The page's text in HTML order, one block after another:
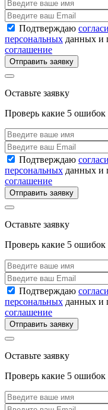
Подтверждаю
персональных данных и
соглашение
Отправить заявку
Оставьте заявку
Проверь какие 5 ошибок
Подтверждаю
персональных данных и
соглашение
Отправить заявку
Оставьте заявку
Проверь какие 5
Подтверждаю
персональных данных и
соглашение
Отправить заявку
Оставьте заявку
Проверь какие 5